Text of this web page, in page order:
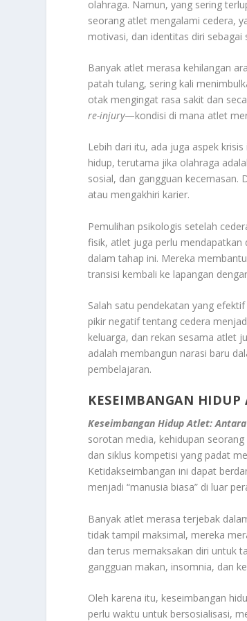
olahraga. Namun, yang sering
seorang atlet mengalami cedera,
motivasi, dan identitas diri sebagai
Banyak atlet merasa kehilangan
patah tulang, sering kali
otak mengingat rasa sakit dan
re-injury—kondisi di mana atlet
Lebih dari itu, ada juga aspek
hidup, terutama jika olahraga
sosial, dan gangguan kecemasan.
atau mengakhiri karier.
Pemulihan psikologis setelah
fisik, atlet juga perlu mendapatkan
dalam tahap ini. Mereka
transisi kembali ke lapangan
Salah satu pendekatan yang
pikir negatif tentang cedera
keluarga, dan rekan sesama atlet
adalah membangun narasi baru
pembelajaran.
KESEIMBANGAN HIDUP
Keseimbangan Hidup Atlet:
sorotan media, kehidupan
dan siklus kompetisi yang padat
Ketidakseimbangan ini dapat
menjadi “manusia biasa” di luar
Banyak atlet merasa terjebak
tidak tampil maksimal, mereka
dan terus memaksakan diri untuk
gangguan makan, insomnia, dan
Oleh karena itu, keseimbangan
perlu waktu untuk bersosialisasi,